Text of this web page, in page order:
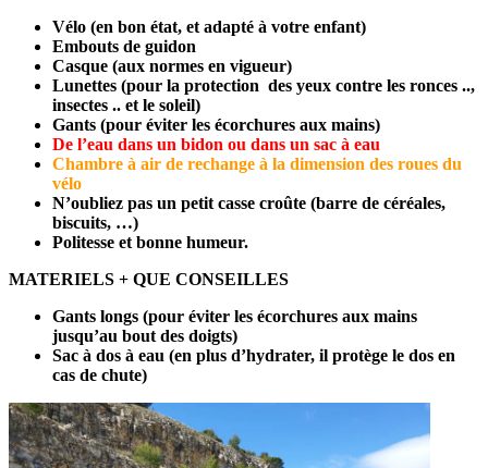
Vélo (en bon état, et adapté à votre enfant)
Embouts de guidon
Casque (aux normes en vigueur)
Lunettes (pour la protection des yeux contre les ronces ..,
insectes .. et le soleil)
Gants (pour éviter les écorchures aux mains)
De l’eau dans un bidon ou dans un sac à eau
Chambre à air de rechange à la dimension des roues du
vélo
N’oubliez pas un petit casse croûte (barre de céréales,
biscuits, …)
Politesse et bonne humeur.
MATERIELS + QUE CONSEILLES
Gants longs (pour éviter les écorchures aux mains
jusqu’au bout des doigts)
Sac à dos à eau (en plus d’hydrater, il protège le dos en
cas de chute)